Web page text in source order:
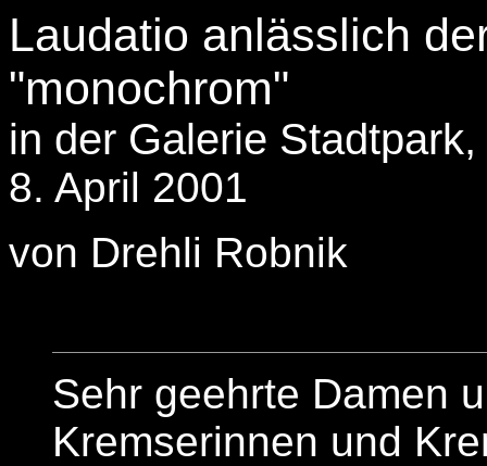
Laudatio anlässlich
"monochrom"
in der Galerie
8. April 2001
von Drehli Robnik
Sehr geehrte Damen
Kremserinnen und